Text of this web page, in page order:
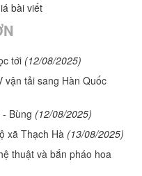
bài viết
tới (12/08/2025)
vận tải sang Hàn Quốc
Bùng (12/08/2025)
xã Thạch Hà (13/08/2025)
thuật và bắn pháo hoa